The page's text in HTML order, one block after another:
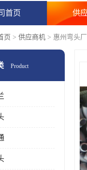
首页 供
页 > 供应商机 > 惠州弯头
Product